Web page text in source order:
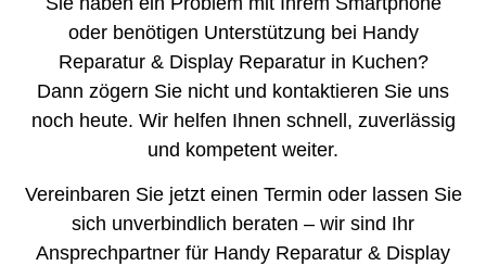
oder benötigen Unterstützung bei Handy
Reparatur & Display Reparatur in Kuchen?
Dann zögern Sie nicht und kontaktieren Sie uns
noch heute. Wir helfen Ihnen schnell, zuverlässig
und kompetent weiter.
Vereinbaren Sie jetzt einen Termin oder lassen Sie
sich unverbindlich beraten – wir sind Ihr
Ansprechpartner für Handy Reparatur & Display